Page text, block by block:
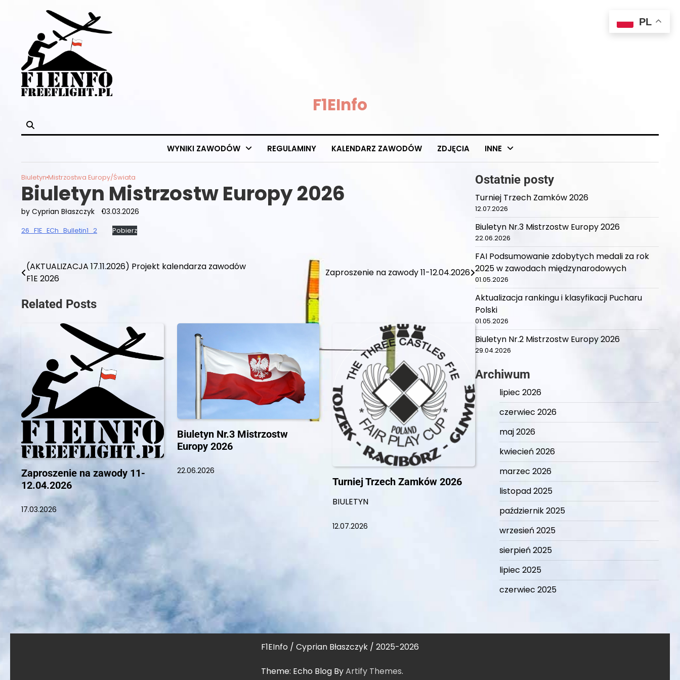
content
F1EInfo
WYNIKI ZAWODÓW REGULAMINY KALENDARZ ZAWODÓW ZDJĘCIA INNE
Biuletyn Mistrzostwa Europy/Świata
Biuletyn Mistrzostw Europy 2026
by Cyprian Błaszczyk 03.03.2026
26_F1E_ECh_Bulletin1_2 Pobierz
Nawigacja
(AKTUALIZACJA 17.11.2026) Projekt kalendarza zawodów
F1E 2026
Zaproszenie na zawody 11-12.04.2026
Related Posts
Zaproszenie na zawody 11-
12.04.2026
17.03.2026
Biuletyn Nr.3 Mistrzostw
Europy 2026
22.06.2026
Turniej Trzech Zamków 2026
BIULETYN
12.07.2026
Ostatnie posty
Turniej Trzech Zamków 2026
12.07.2026
Biuletyn Nr.3 Mistrzostw Europy 2026
22.06.2026
FAI Podsumowanie zdobytych medali za rok
2025 w zawodach międzynarodowych
01.05.2026
Aktualizacja rankingu i klasyfikacji Pucharu
Polski
01.05.2026
Biuletyn Nr.2 Mistrzostw Europy 2026
29.04.2026
Archiwum
lipiec 2026
czerwiec 2026
maj 2026
kwiecień 2026
marzec 2026
listopad 2025
październik 2025
wrzesień 2025
sierpień 2025
lipiec 2025
czerwiec 2025
F1EInfo / Cyprian Błaszczyk / 2025-2026
Theme: Echo Blog ByArtify Themes.
PL